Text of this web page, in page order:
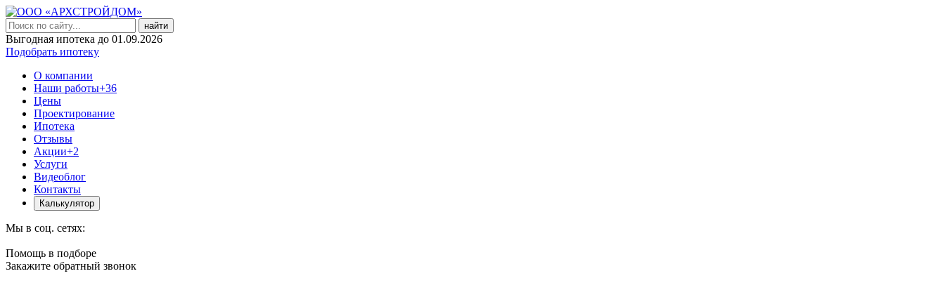
найти
Выгодная ипотека до 01.09.2026
Подобрать ипотеку
О компании
Наши работы+36
Цены
Проектирование
Ипотека
Отзывы
Акции+2
Услуги
Видеоблог
Контакты
Калькулятор
Мы в соц. сетях:
Помощь в подборе
Закажите обратный звонок